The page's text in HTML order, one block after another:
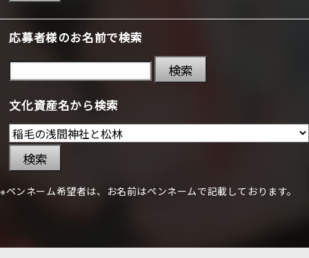
応募者様のお名前で検索
検索
文化資産名から検索
検索
※ペンネーム希望者は、お名前はペンネームで記載しております。